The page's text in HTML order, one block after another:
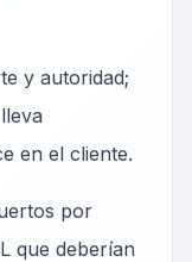
y autoridad;
en el cliente.
por
que deberían